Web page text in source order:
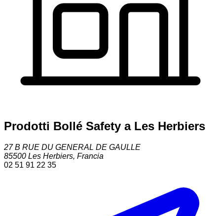
Prodotti Bollé Safety a Les Herbiers
27 B RUE DU GENERAL DE GAULLE
85500 Les Herbiers, Francia
02 51 91 22 35